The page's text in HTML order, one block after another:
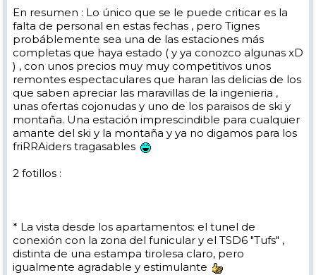
En resumen : Lo único que se le puede criticar es la
falta de personal en estas fechas , pero Tignes
probáblemente sea una de las estaciones más
completas que haya estado ( y ya conozco algunas xD
) , con unos precios muy muy competitivos unos
remontes espectaculares que haran las delicias de los
que saben apreciar las maravillas de la ingenieria ,
unas ofertas cojonudas y uno de los paraisos de ski y
montaña. Una estación imprescindible para cualquier
amante del ski y la montaña y ya no digamos para los
friRRAiders tragasables
2 fotillos :
* La vista desde los apartamentos: el tunel de
conexión con la zona del funicular y el TSD6 "Tufs" ,
distinta de una estampa tirolesa claro, pero
igualmente agradable y estimulante